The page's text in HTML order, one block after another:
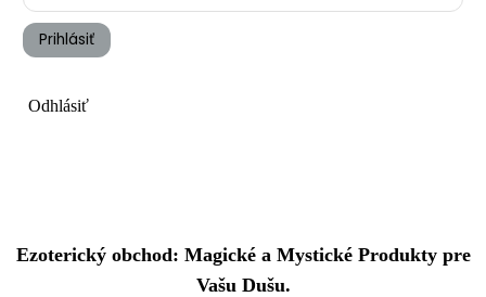
Prihlásiť
Odhlásiť
Ezoterický obchod: Magické a Mystické Produkty pre
Vašu Dušu.